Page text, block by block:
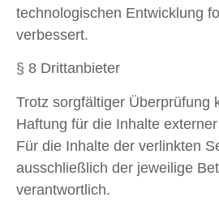
technologischen Entwicklung
verbessert.
§ 8 Drittanbieter
Trotz sorgfältiger Überprüfung
Haftung für die Inhalte
Für die Inhalte der verlinkten
ausschließlich der jeweilige
verantwortlich.